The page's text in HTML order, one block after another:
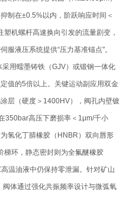
制在±0.5%以内，阶跃响应时间＜
机螺杆高速换向引发的流量剧变，
服液压系统提供“压力基准锚点"。
用蠕墨铸铁（GJV）或锻钢一体化
值的5倍以上。关键运动副应用双金
层（硬度＞1400HV），阀孔内壁镀
350bar高压下磨损率＜1μm/千小
氢化丁腈橡胶（HNBR）双向唇形
梯环，静态密封则为全氟醚橡胶
温油液中仍保持零泄漏。针对矿山
体通过强化共振频率设计与微弧氧